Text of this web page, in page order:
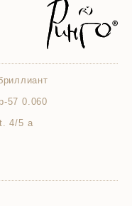
57 0.060
4/5 а